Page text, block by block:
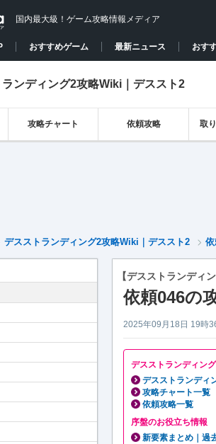
国内最大級！ゲーム攻略情報メディア
おすすめゲーム 最新ニュース おす
ランディング2攻略Wiki｜デススト2
攻略チャート 依頼攻略 取
デスストランディング2攻略Wiki｜デススト2
【デスストランディン
依頼046の
2025年09月18日 19時
デスストランディン
デスストランディ
攻略チャート一覧
依頼攻略一覧
序盤のお役立ち情報
新要素まとめ｜過